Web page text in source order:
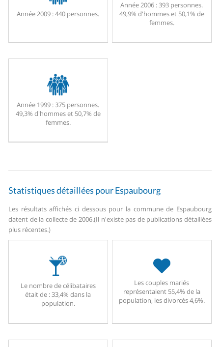
Année 2009 :440 personnes.
Année 2006 :393 personnes.
49,9% d'hommes et 50,1% de
femmes.
Année 1999 :375 personnes.
49,3% d'hommes et 50,7% de
femmes.
Statistiques détaillées pour Espaubourg
Les résultats affichés ci dessous pour la commune de Espaubourg
datent de la collecte de 2006.(Il n'existe pas de publications détaillées
plus récentes.)
Le nombre de célibataires
était de : 33,4% dans la
population.
Les couples mariés
représentaient 55,4% de la
population, les divorcés 4,6%.